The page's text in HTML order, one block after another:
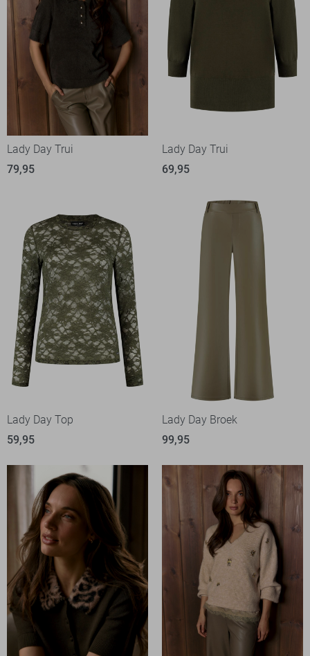
Lady Day Trui
79,95
Lady Day Trui
69,95
Lady Day Top
59,95
Lady Day Broek
99,95